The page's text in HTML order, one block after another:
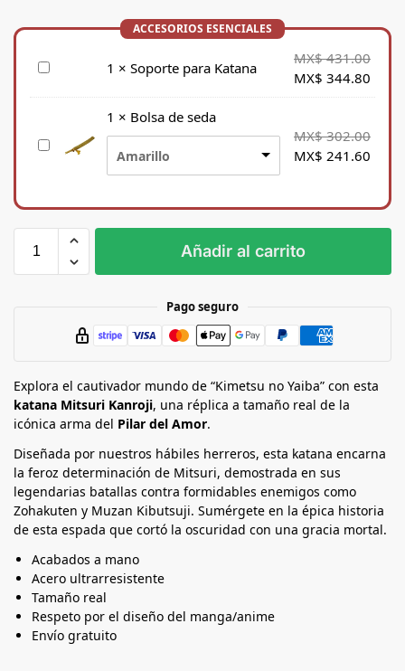
S
r
p
a
r
a
1 × Soporte para Katana
MX$431.00
MX$ 344.80
B
s
a
d
1 × Bolsa de seda
Amarillo
MX$302.00
MX$ 241.60
Añadir al carrito
Pago seguro
Explora el cautivador mundo de “Kimetsu no Yaiba” con esta
katana Mitsuri Kanroji, una réplica a tamaño real de la
icónica arma del Pilar del Amor.
Diseñada por nuestros hábiles herreros, esta katana encarna
la feroz determinación de Mitsuri, demostrada en sus
legendarias batallas contra formidables enemigos como
Zohakuten y Muzan Kibutsuji. Sumérgete en la épica historia
de esta espada que cortó la oscuridad con una gracia mortal.
Acabados a mano
Acero ultrarresistente
Tamaño real
Respeto por el diseño del manga/anime
Envío gratuito